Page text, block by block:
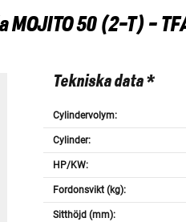
MOJITO 50 (2-T) -
Tekniska data *
Cylindervolym:
Cylinder:
HP/KW:
Fordonsvikt (kg):
Sitthöjd (mm):